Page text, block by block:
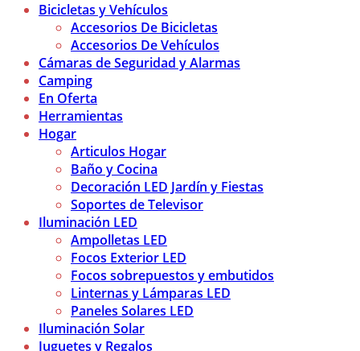
Bicicletas y Vehículos
Accesorios De Bicicletas
Accesorios De Vehículos
Cámaras de Seguridad y Alarmas
Camping
En Oferta
Herramientas
Hogar
Articulos Hogar
Baño y Cocina
Decoración LED Jardín y Fiestas
Soportes de Televisor
Iluminación LED
Ampolletas LED
Focos Exterior LED
Focos sobrepuestos y embutidos
Linternas y Lámparas LED
Paneles Solares LED
Iluminación Solar
Juguetes y Regalos